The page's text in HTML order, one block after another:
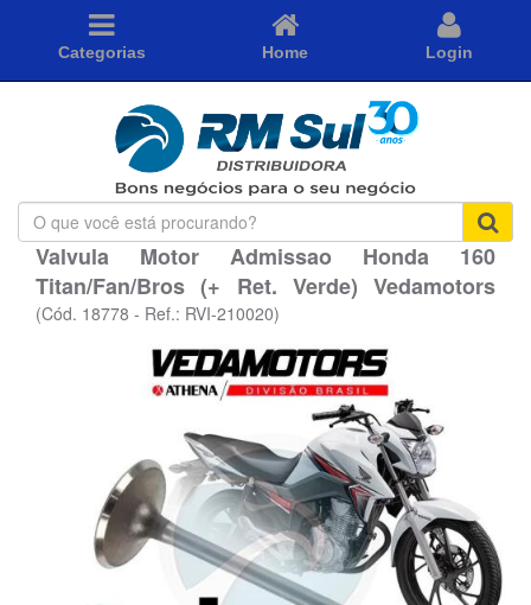
Categorias Home Login
O
que
você
está
procurando?
Valvula Motor Admissao Honda 160
Titan/Fan/Bros (+ Ret. Verde) Vedamotors
(Cód. 18778 - Ref.: RVI-210020)